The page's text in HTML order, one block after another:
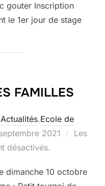
gouter Inscription
le 1er jour de stage
FAMILLES
Actualités,Ecole de
2021
Les
désactivés.
dimanche 10 octobre